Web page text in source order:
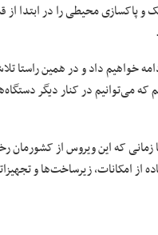
پاکسازی محیطی را در ابتدا
خواهیم داد و در همین راستا
که می‌توانیم در کنار دیگر
که این ویروس از کشورمان
از امکانات، زیرساخت‌ها و